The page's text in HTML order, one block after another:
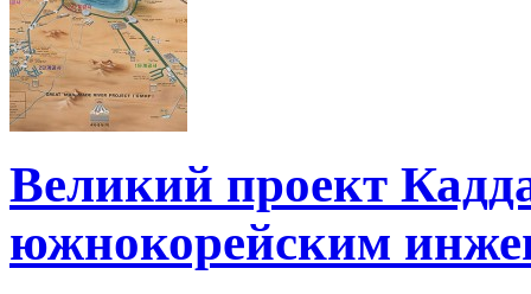
Великий проект
южнокорейским